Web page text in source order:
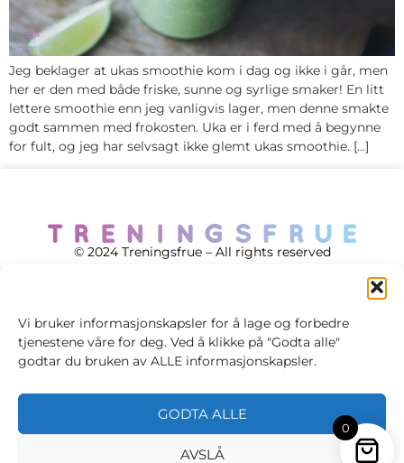
Vi bruker informasjonskapsler for å lage og forbedre
tjenestene våre for deg. Ved å klikke på "Godta alle"
godtar du bruken av ALLE informasjonskapsler.
GODTA ALLE
AVSLÅ
Jeg beklager at ukas smoothie kom i dag og ikke i går, men
her er den med både friske, sunne og syrlige smaker! En litt
lettere smoothie enn jeg vanligvis lager, men denne smakte
godt sammen med frokosten. Uka er i ferd med å begynne
for fult, og jeg har selvsagt ikke glemt ukas smoothie. […]
© 2024 Treningsfrue – All rights reserved
Cookie policy
Personvernsvilkår
0